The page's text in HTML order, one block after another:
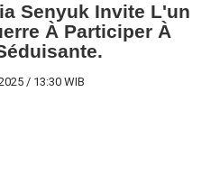
Senyuk Invite L'un
À Participer À
/ 13:30 WIB